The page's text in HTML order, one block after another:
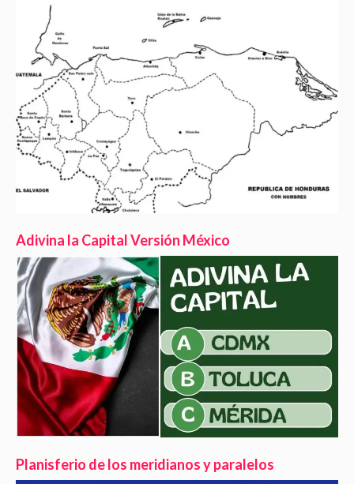
Adivina la Capital Versión México
Planisferio de los meridianos y paralelos